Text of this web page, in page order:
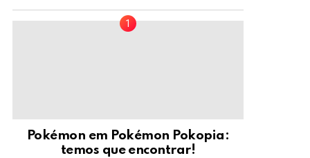
Pokémon em Pokémon Pokopia:
temos que encontrar!